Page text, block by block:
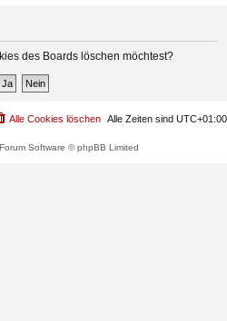
des Boards löschen möchtest?
Alle Zeiten sind UTC+01:00
Alle Cookies löschen
Software © phpBB Limited